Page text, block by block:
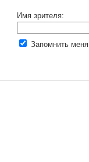
Имя зрителя:
Запомнить меня